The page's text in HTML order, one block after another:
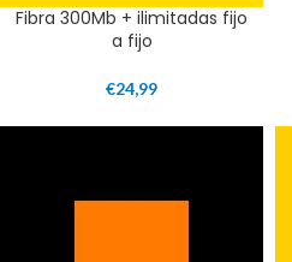
Fibra 300Mb + ilimitadas fijo
a fijo
€24,99